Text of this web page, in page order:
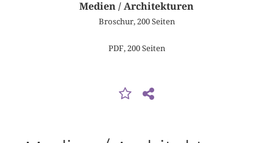
Medien / Architekturen
Broschur, 200 Seiten
PDF, 200 Seiten